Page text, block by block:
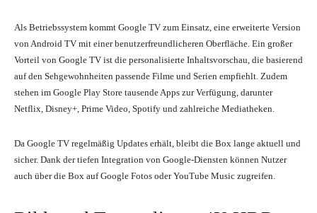
Als Betriebssystem kommt Google TV zum Einsatz, eine erweiterte Version
von Android TV mit einer benutzerfreundlicheren Oberfläche. Ein großer
Vorteil von Google TV ist die personalisierte Inhaltsvorschau, die basierend
auf den Sehgewohnheiten passende Filme und Serien empfiehlt. Zudem
stehen im Google Play Store tausende Apps zur Verfügung, darunter
Netflix, Disney+, Prime Video, Spotify und zahlreiche Mediatheken.
Da Google TV regelmäßig Updates erhält, bleibt die Box lange aktuell und
sicher. Dank der tiefen Integration von Google-Diensten können Nutzer
auch über die Box auf Google Fotos oder YouTube Music zugreifen.